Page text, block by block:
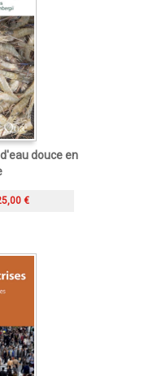
douce en
€